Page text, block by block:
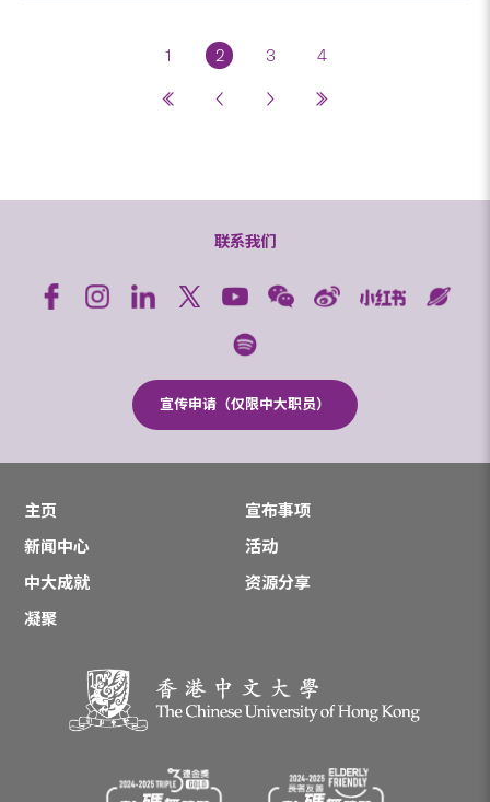
1 2 3 4
联系我们
宣传申请（仅限中大职员）
主页
宣布事项
新闻中心
活动
中大成就
资源分享
凝聚